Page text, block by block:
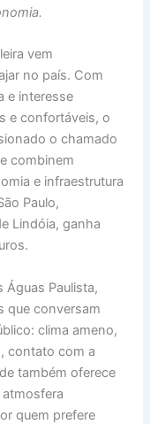
vem
no país. Com
e interesse
e confortáveis, o
o chamado
combinem
e infraestrutura
Paulo,
Lindóia, ganha
Paulista,
que conversam
clima ameno,
contato com a
também oferece
quem prefere